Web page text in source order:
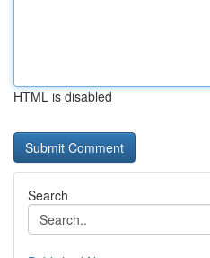
HTML is disabled
Search